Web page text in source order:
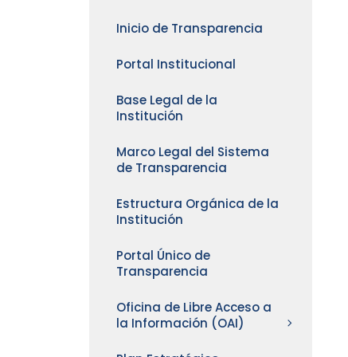
Inicio de Transparencia
Portal Institucional
Base Legal de la
Institución
Marco Legal del Sistema
de Transparencia
Estructura Orgánica de la
Institución
Portal Único de
Transparencia
Oficina de Libre Acceso a
la Información (OAI)